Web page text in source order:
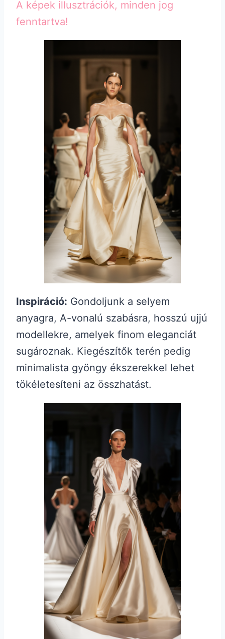
A képek illusztrációk, minden jog
fenntartva!
Inspiráció: Gondoljunk a selyem
anyagra, A-vonalú szabásra, hosszú ujjú
modellekre, amelyek finom eleganciát
sugároznak. Kiegészítők terén pedig
minimalista gyöngy ékszerekkel lehet
tökéletesíteni az összhatást.